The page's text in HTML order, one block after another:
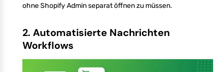
ohne Shopify Admin separat öffnen zu müssen.
2. Automatisierte Nachrichten
Workflows